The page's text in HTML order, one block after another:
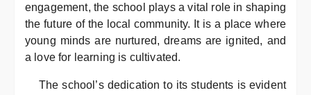
engagement, the school plays a vital role in shaping
the future of the local community. It is a place where
young minds are nurtured, dreams are ignited, and
a love for learning is cultivated.
The school’s dedication to its students is evident